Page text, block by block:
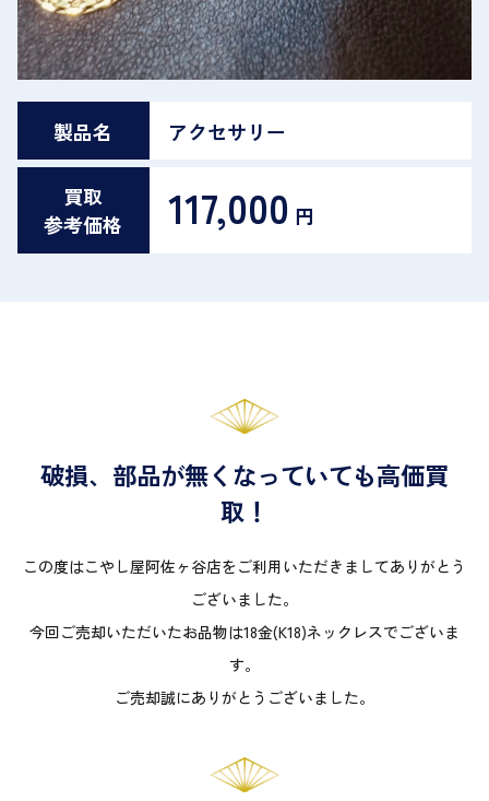
製品名 アクセサリー
買取
参考価格
117,000 円
破損、部品が無くなっていても高価買
取！
この度はこやし屋阿佐ヶ谷店をご利用いただきましてありがとう
ございました。
今回ご売却いただいたお品物は18金(K18)ネックレスでございま
す。
ご売却誠にありがとうございました。